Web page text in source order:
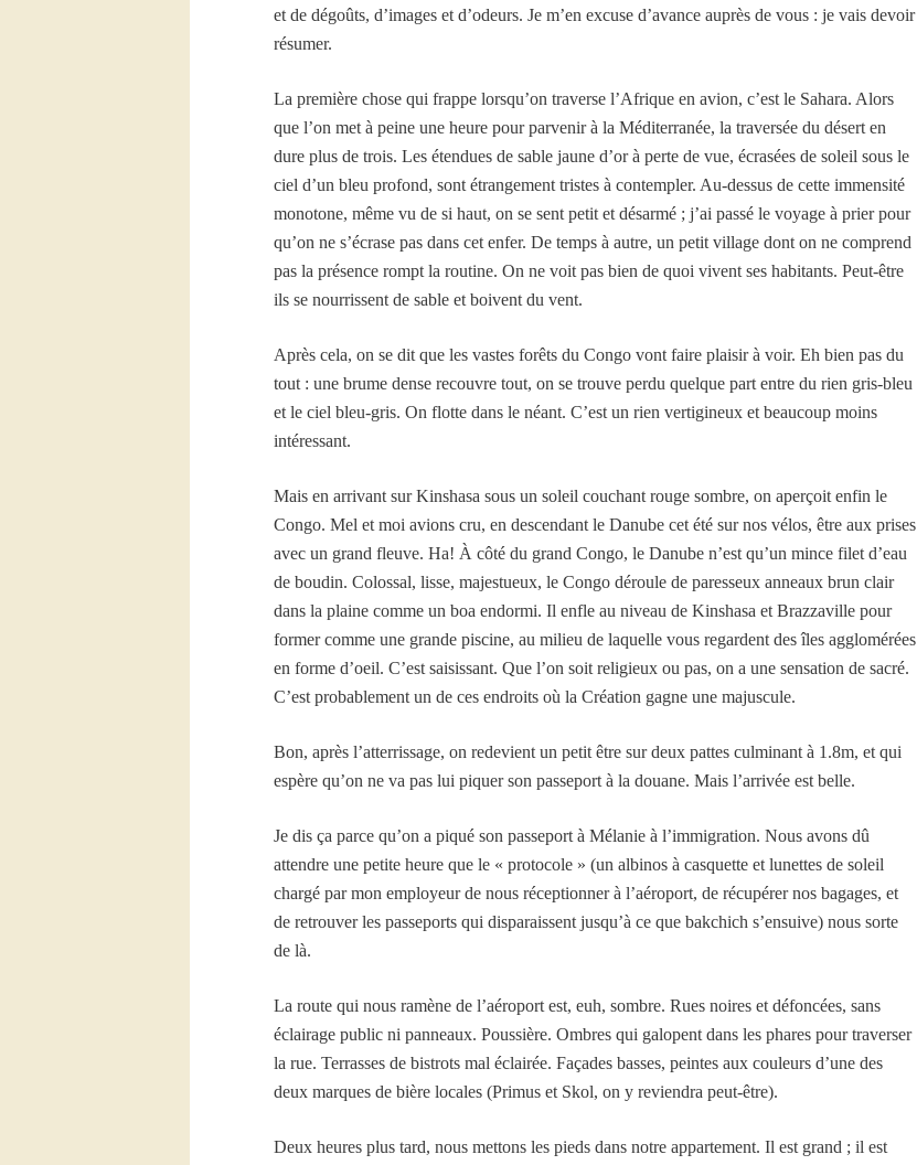
et de dégoûts, d’images et d’odeurs. Je m’en excuse d’avance auprès de vous : je vais devoir
résumer.
La première chose qui frappe lorsqu’on traverse l’Afrique en avion, c’est le Sahara. Alors
que l’on met à peine une heure pour parvenir à la Méditerranée, la traversée du désert en
dure plus de trois. Les étendues de sable jaune d’or à perte de vue, écrasées de soleil sous le
ciel d’un bleu profond, sont étrangement tristes à contempler. Au-dessus de cette immensité
monotone, même vu de si haut, on se sent petit et désarmé ; j’ai passé le voyage à prier pour
qu’on ne s’écrase pas dans cet enfer. De temps à autre, un petit village dont on ne comprend
pas la présence rompt la routine. On ne voit pas bien de quoi vivent ses habitants. Peut-être
ils se nourrissent de sable et boivent du vent.
Après cela, on se dit que les vastes forêts du Congo vont faire plaisir à voir. Eh bien pas du
tout : une brume dense recouvre tout, on se trouve perdu quelque part entre du rien gris-bleu
et le ciel bleu-gris. On flotte dans le néant. C’est un rien vertigineux et beaucoup moins
intéressant.
Mais en arrivant sur Kinshasa sous un soleil couchant rouge sombre, on aperçoit enfin le
Congo. Mel et moi avions cru, en descendant le Danube cet été sur nos vélos, être aux prises
avec un grand fleuve. Ha! À côté du grand Congo, le Danube n’est qu’un mince filet d’eau
de boudin. Colossal, lisse, majestueux, le Congo déroule de paresseux anneaux brun clair
dans la plaine comme un boa endormi. Il enfle au niveau de Kinshasa et Brazzaville pour
former comme une grande piscine, au milieu de laquelle vous regardent des îles agglomérées
en forme d’oeil. C’est saisissant. Que l’on soit religieux ou pas, on a une sensation de sacré.
C’est probablement un de ces endroits où la Création gagne une majuscule.
Bon, après l’atterrissage, on redevient un petit être sur deux pattes culminant à 1.8m, et qui
espère qu’on ne va pas lui piquer son passeport à la douane. Mais l’arrivée est belle.
Je dis ça parce qu’on a piqué son passeport à Mélanie à l’immigration. Nous avons dû
attendre une petite heure que le « protocole » (un albinos à casquette et lunettes de soleil
chargé par mon employeur de nous réceptionner à l’aéroport, de récupérer nos bagages, et
de retrouver les passeports qui disparaissent jusqu’à ce que bakchich s’ensuive) nous sorte
de là.
La route qui nous ramène de l’aéroport est, euh, sombre. Rues noires et défoncées, sans
éclairage public ni panneaux. Poussière. Ombres qui galopent dans les phares pour traverser
la rue. Terrasses de bistrots mal éclairée. Façades basses, peintes aux couleurs d’une des
deux marques de bière locales (Primus et Skol, on y reviendra peut-être).
Deux heures plus tard, nous mettons les pieds dans notre appartement. Il est grand ; il est